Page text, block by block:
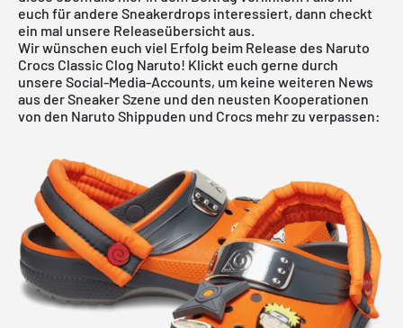
euch für andere Sneakerdrops interessiert, dann checkt
ein mal unsere Releaseübersicht aus.
Wir wünschen euch viel Erfolg beim Release des Naruto
Crocs Classic Clog Naruto! Klickt euch gerne durch
unsere Social-Media-Accounts, um keine weiteren News
aus der Sneaker Szene und den neusten Kooperationen
von den Naruto Shippuden und Crocs mehr zu verpassen: